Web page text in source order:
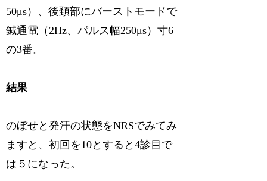
50μs）、後頚部にバーストモードで
鍼通電（2Hz、パルス幅250μs）寸6
の3番。
結果
のぼせと発汗の状態をNRSでみてみ
ますと、初回を10とすると4診目で
は５になった。